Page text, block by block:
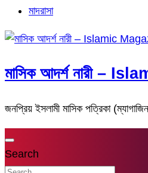
মাদরাসা
মাসিক আদর্শ নারী –
জনপ্রিয় ইসলামী মাসিক পত্রিকা
Search